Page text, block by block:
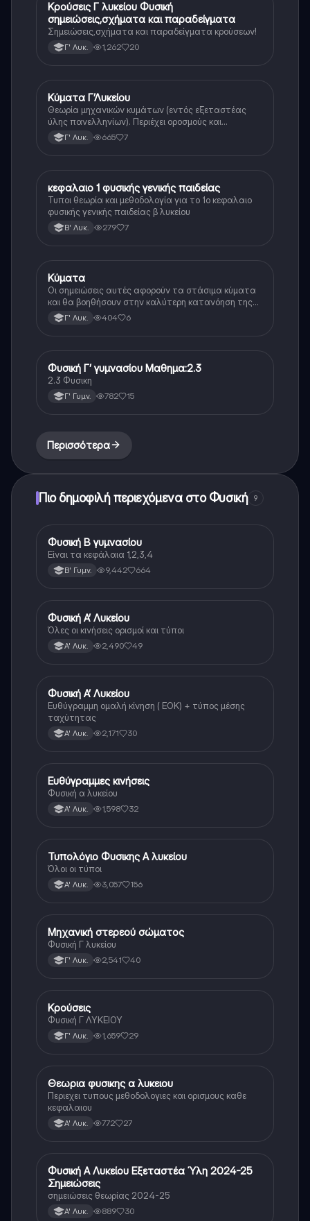
Φυσική (Θετ.)
Κρούσεις Γ λυκείου Φυσική
σημειώσεις,σχήματα και παραδείγματα
Σημειώσεις,σχήματα και παραδείγματα κρούσεων!
Γ' Λυκ. 1,262 20
Φυσική
Κύματα Γ’Λυκείου
Θεωρία μηχανικών κυμάτων (εντός εξεταστέας
ύλης πανελληνίων). Περιέχει οροσμούς και
αποδείξεις
Γ' Λυκ. 665 7
Φυσική
κεφαλαιο 1 φυσικής γενικής παιδείας
Τυποι θεωρία και μεθοδολογία για το 1ο κεφαλαιο
φυσικής γενικής παιδείας β λυκείου
Β' Λυκ. 279 7
Φυσική (Θετ.)
Κύματα
Οι σημειώσεις αυτές αφορούν τα στάσιμα κύματα
και θα βοηθήσουν στην καλύτερη κατανόηση της
θεωρίας 🌊
Γ' Λυκ. 404 6
Φυσική
Φυσική Γ’ γυμνασίου Μαθημα:2.3
2.3 Φυσικη
Γ' Γυμν. 782 15
Περισσότερα
Πιο δημοφιλή περιεχόμενα στο Φυσική 9
Φυσική
Φυσική Β γυμνασίου
Είναι τα κεφάλαια 1,2,3,4
Β' Γυμν. 9,442 664
Φυσική
Φυσική Α’ Λυκείου
Όλες οι κινήσεις ορισμοί και τύποι
Α' Λυκ. 2,490 49
Φυσική
Φυσική Α’ Λυκείου
Ευθύγραμμη ομαλή κίνηση ( ΕΟΚ) + τύπος μέσης
ταχύτητας
Α' Λυκ. 2,171 30
Φυσική
Ευθύγραμμες κινήσεις
Φυσική α λυκείου
Α' Λυκ. 1,598 32
Φυσική
Τυπολόγιο Φυσικης Α λυκείου
Όλοι οι τύποι
Α' Λυκ. 3,057 156
Φυσική
Μηχανική στερεού σώματος
Φυσική Γ λυκείου
Γ' Λυκ. 2,541 40
Φυσική
Κρούσεις
Φυσική Γ ΛΥΚΕΙΟΥ
Γ' Λυκ. 1,659 29
Φυσική
Θεωρια φυσικης α λυκειου
Περιεχει τυπους μεθοδολογιες και ορισμους καθε
κεφαλαιου
Α' Λυκ. 772 27
Φυσική
Φυσική Α Λυκείου Εξεταστέα Ύλη 2024-25
Σημειώσεις
σημειώσεις θεωρίας 2024-25
Α' Λυκ. 889 30